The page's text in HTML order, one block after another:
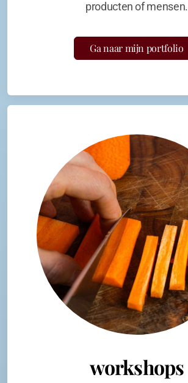
producten of mensen.
Ga naar mijn portfolio
workshops